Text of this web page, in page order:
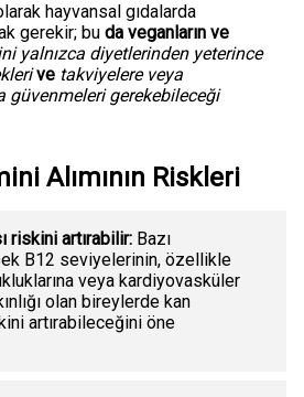
hayvansal gıdalarda
gerekir; bu da veganların ve
yalnızca diyetlerinden yeterince
ve takviyelere veya
güvenmeleri gerekebileceği
Alımının Riskleri
riskini artırabilir: Bazı
B12 seviyelerinin, özellikle
veya kardiyovasküler
olan bireylerde kan
artırabileceğini öne